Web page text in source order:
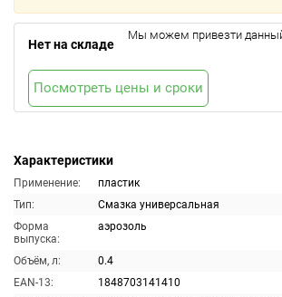
Характеристики
Применение:
пластик
Тип:
Смазка универсальная
Форма
выпуска:
аэрозоль
Объём, л:
0.4
EAN-13:
1848703141410
Нет на складе
Мы можем привезти
Посмотреть цены и сроки